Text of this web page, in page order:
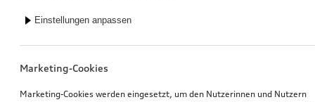
Einstellungen anpassen
Marketing-Cookies
Marketing-Cookies werden eingesetzt, um den Nutzerinnen und Nutzern